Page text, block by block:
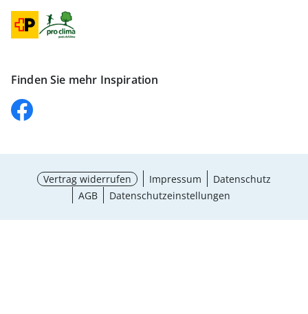
Finden Sie mehr Inspiration
Vertrag widerrufen Impressum
Datenschutz
AGB
Datenschutzeinstellungen